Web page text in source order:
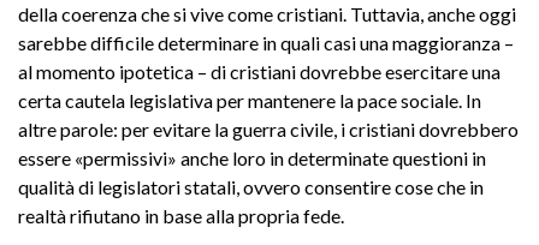
della coerenza che si vive come cristiani. Tuttavia, anche oggi
sarebbe difficile determinare in quali casi una maggioranza –
al momento ipotetica – di cristiani dovrebbe esercitare una
certa cautela legislativa per mantenere la pace sociale. In
altre parole: per evitare la guerra civile, i cristiani dovrebbero
essere «permissivi» anche loro in determinate questioni in
qualità di legislatori statali, ovvero consentire cose che in
realtà rifiutano in base alla propria fede.